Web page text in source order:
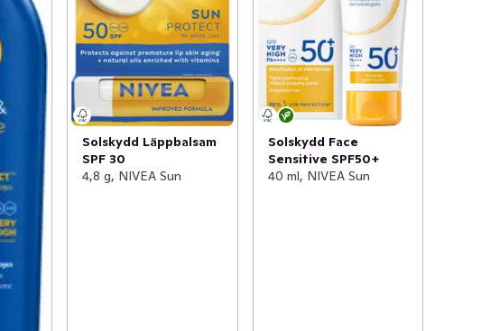
Solskydd Läppbalsam
SPF 30
4,8 g, NIVEA Sun
Solskydd Face
Sensitive SPF50+
40 ml, NIVEA Sun